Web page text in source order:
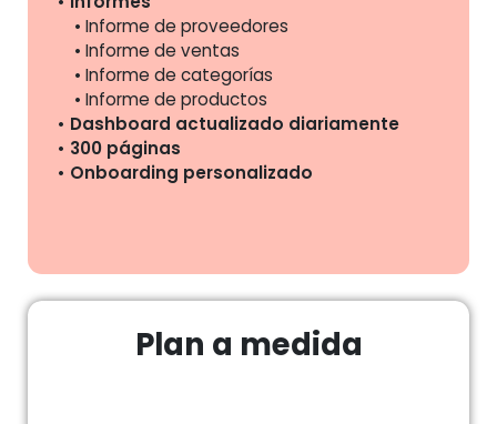
Informe de proveedores
Informe de ventas
Informe de categorías
Informe de productos
Dashboard actualizado diariamente
300 páginas
Onboarding personalizado
Plan a medida